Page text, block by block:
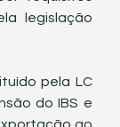
legislação
pela LC
do IBS e